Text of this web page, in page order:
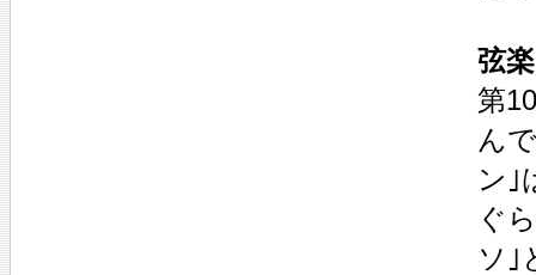
弦
第
ん
ン｣
ぐ
ソ｣